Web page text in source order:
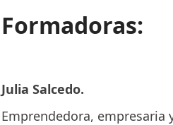
Formadoras:
Julia Salcedo.
Emprendedora,